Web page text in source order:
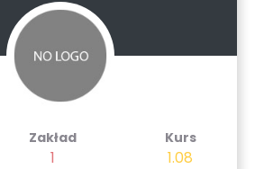
Zakład
1
Kurs
1.08